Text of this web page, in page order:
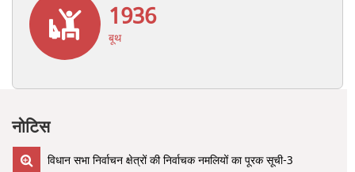
1936
बूथ
नोटिस
विधान सभा निर्वाचन क्षेत्रों की निर्वाचक नमलियों का पूरक सूची-3